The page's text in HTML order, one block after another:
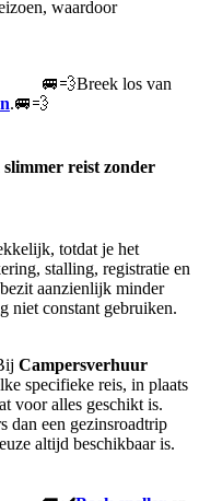
waardoor
🚐💨Breek los van
.🚐💨
reist zonder
totdat je het
stalling, registratie en
aanzienlijk minder
niet constant gebruiken.
Campersverhuur
specifieke reis, in plaats
voor alles geschikt is.
dan een gezinsroadtrip
altijd beschikbaar is.